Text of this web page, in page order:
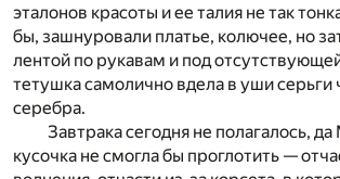
эталонов красоты и ее талия не так
бы, зашнуровали платье, колючее, но
лентой по рукавам и под
тетушка самолично вдела в уши серьги
серебра.
Завтрака сегодня не полагалось,
кусочка не смогла бы проглотить —